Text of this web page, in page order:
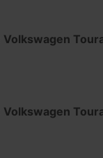
Volkswagen
Volkswagen